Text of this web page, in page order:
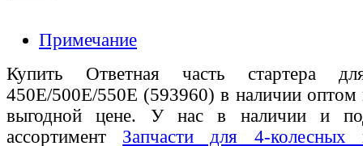
Примечание
Купить Ответная часть стартера
450E/500E/550E (593960) в наличии оптом
выгодной цене. У нас в наличии и
ассортимент Запчасти для 4-колесных